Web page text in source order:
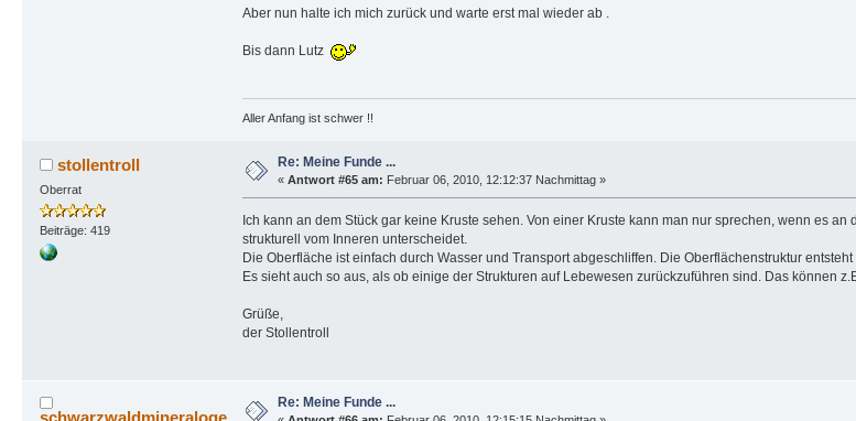
Aber nun halte ich mich zurück und warte erst mal wieder ab .
Bis dann Lutz
Aller Anfang ist schwer !!
stollentroll
Oberrat
Beiträge: 419
Re: Meine Funde ...
« Antwort #65 am: Februar 06, 2010, 12:12:37 Nachmittag »
Ich kann an dem Stück gar keine Kruste sehen. Von einer Kruste kann man nur sprechen, wenn es
strukturell vom Inneren unterscheidet.
Die Oberfläche ist einfach durch Wasser und Transport abgeschliffen. Die Oberflächenstruktur
Es sieht auch so aus, als ob einige der Strukturen auf Lebewesen zurückzuführen sind. Das können
Grüße,
der Stollentroll
Re: Meine Funde ...